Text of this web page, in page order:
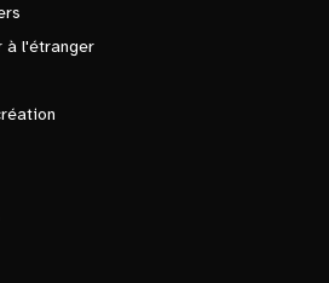
à l'étranger